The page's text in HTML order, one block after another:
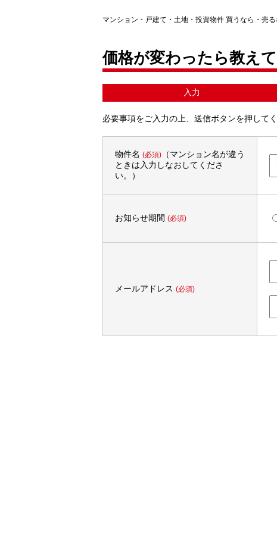
マンション・戸建て・土地・投資物件 買うなら・売る
価格が変わったら教え
入力
必要事項をご入力の上、送信ボタンを押してく
物件名 (必須)（マンション名が違う
ときは入力しなおしてくださ
い。）
お知らせ期間 (必須)
メールアドレス (必須)